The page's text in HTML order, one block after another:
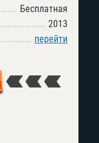
Бесплатная
2013
перейти